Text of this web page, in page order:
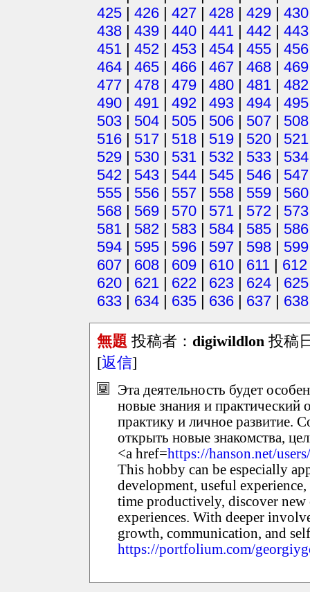
425 | 426 | 427 | 428 | 429 | 430
438 | 439 | 440 | 441 | 442 | 443
451 | 452 | 453 | 454 | 455 | 456
464 | 465 | 466 | 467 | 468 | 469
477 | 478 | 479 | 480 | 481 | 482
490 | 491 | 492 | 493 | 494 | 495
503 | 504 | 505 | 506 | 507 | 508
516 | 517 | 518 | 519 | 520 | 521
529 | 530 | 531 | 532 | 533 | 534
542 | 543 | 544 | 545 | 546 | 547
555 | 556 | 557 | 558 | 559 | 560
568 | 569 | 570 | 571 | 572 | 573
581 | 582 | 583 | 584 | 585 | 586
594 | 595 | 596 | 597 | 598 | 599
607 | 608 | 609 | 610 | 611 | 612
620 | 621 | 622 | 623 | 624 | 625
633 | 634 | 635 | 636 | 637 | 638
無題 投稿者： digiwildlon 投稿
[返信]
Эта деятельность будет
новые знания и практический
практику и личное развитие.
открыть новые знакомства,
<a href=https://hanson.net/
This hobby can be especially
development, useful
time productively, discover
experiences. With deeper
growth, communication, and
https://portfolium.com/